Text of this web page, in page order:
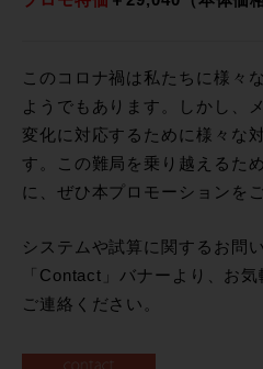
このコロナ禍は私たちに様々
ようでもあります。しかし、
変化に対応するために様々な
す。この難局を乗り越えるた
に、ぜひ本プロモーションを
システムや試算に関するお問
「Contact」バナーより、お
ご連絡ください。